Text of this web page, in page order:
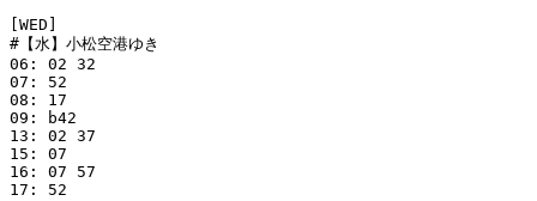
[WED]
#【水】小松空港ゆき
06: 02 32
07: 52
08: 17
09: b42
13: 02 37
15: 07
16: 07 57
17: 52